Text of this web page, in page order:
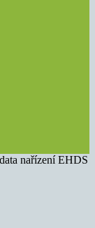
nařízení EHDS